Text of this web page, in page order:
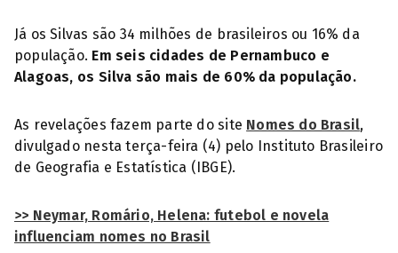
Já os Silvas são 34 milhões de brasileiros ou 16% da
população. Em seis cidades de Pernambuco e
Alagoas, os Silva são mais de 60% da população.
As revelações fazem parte do site Nomes do Brasil,
divulgado nesta terça-feira (4) pelo Instituto Brasileiro
de Geografia e Estatística (IBGE).
>> Neymar, Romário, Helena: futebol e novela
influenciam nomes no Brasil